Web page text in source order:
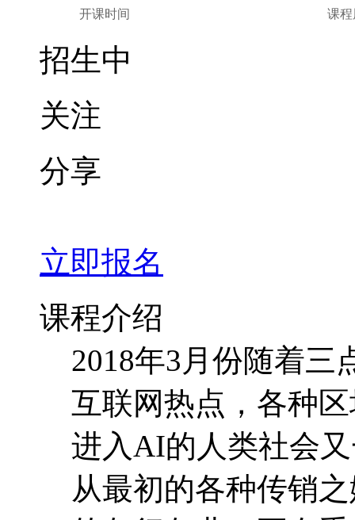
开课时间
课
招生中
关注
分享
立即报名
课程介绍
2018年3月份随着三
互联网热点，各种
进入AI的人类社会
从最初的各种传销